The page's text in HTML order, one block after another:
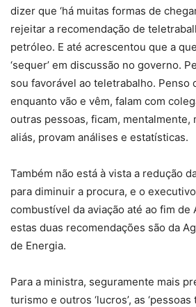
dizer que ‘há muitas formas de
rejeitar a recomendação de
petróleo. E até acrescentou que a
‘sequer’ em discussão no governo.
sou favorável ao teletrabalho. Penso
enquanto vão e vêm, falam com
outras pessoas, ficam, mentalmente,
aliás, provam análises e estatísticas.
Também não está à vista a redução
para diminuir a procura, e o
combustível da aviação até ao fim de
estas duas recomendações são da
de Energia.
Para a ministra, seguramente mais
turismo e outros ‘lucros’, as